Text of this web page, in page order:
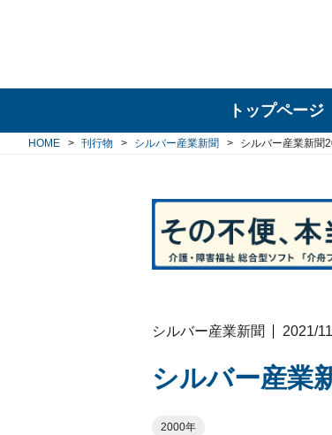
トップページ
HOME 刊行物 シルバー産業新聞 シルバー産業新聞
シルバー産業新聞 2021/
シルバー産業
2000年